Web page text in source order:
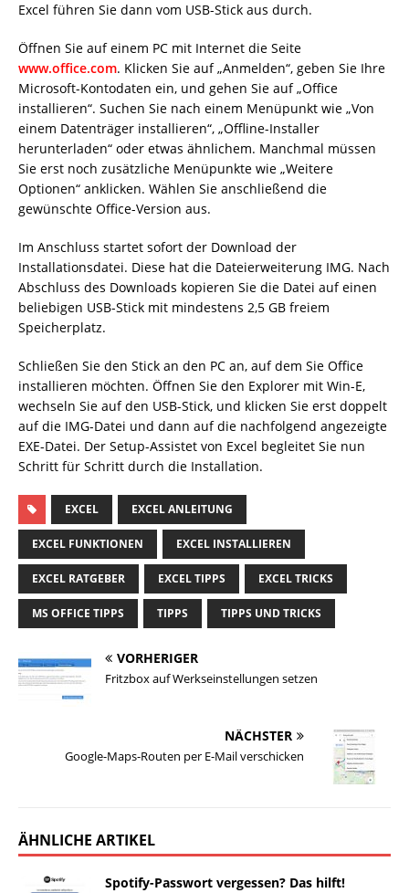
Excel führen Sie dann vom USB-Stick aus durch.
Öffnen Sie auf einem PC mit Internet die Seite
www.office.com. Klicken Sie auf „Anmelden“, geben Sie Ihre
Microsoft-Kontodaten ein, und gehen Sie auf „Office
installieren“. Suchen Sie nach einem Menüpunkt wie „Von
einem Datenträger installieren“, „Offline-Installer
herunterladen“ oder etwas ähnlichem. Manchmal müssen
Sie erst noch zusätzliche Menüpunkte wie „Weitere
Optionen“ anklicken. Wählen Sie anschließend die
gewünschte Office-Version aus.
Im Anschluss startet sofort der Download der
Installationsdatei. Diese hat die Dateierweiterung IMG. Nach
Abschluss des Downloads kopieren Sie die Datei auf einen
beliebigen USB-Stick mit mindestens 2,5 GB freiem
Speicherplatz.
Schließen Sie den Stick an den PC an, auf dem Sie Office
installieren möchten. Öffnen Sie den Explorer mit Win-E,
wechseln Sie auf den USB-Stick, und klicken Sie erst doppelt
auf die IMG-Datei und dann auf die nachfolgend angezeigte
EXE-Datei. Der Setup-Assistet von Excel begleitet Sie nun
Schritt für Schritt durch die Installation.
EXCEL EXCEL ANLEITUNG
EXCEL FUNKTIONEN EXCEL INSTALLIEREN
EXCEL RATGEBER EXCEL TIPPS EXCEL TRICKS
MS OFFICE TIPPS TIPPS TIPPS UND TRICKS
VORHERIGER
Fritzbox auf Werkseinstellungen setzen
NÄCHSTER
Google-Maps-Routen per E-Mail verschicken
ÄHNLICHE ARTIKEL
Spotify-Passwort vergessen? Das hilft!